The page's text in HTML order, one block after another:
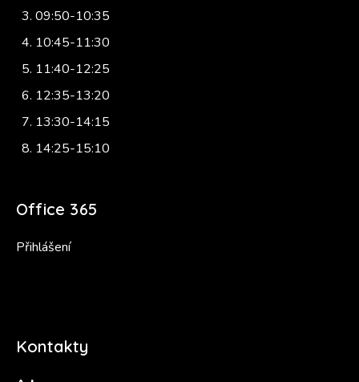
09:50-10:35
10:45-11:30
11:40-12:25
12:35-13:20
13:30-14:15
14:25-15:10
Office 365
Přihlášení
Kontakty